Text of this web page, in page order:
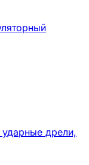
дрели,